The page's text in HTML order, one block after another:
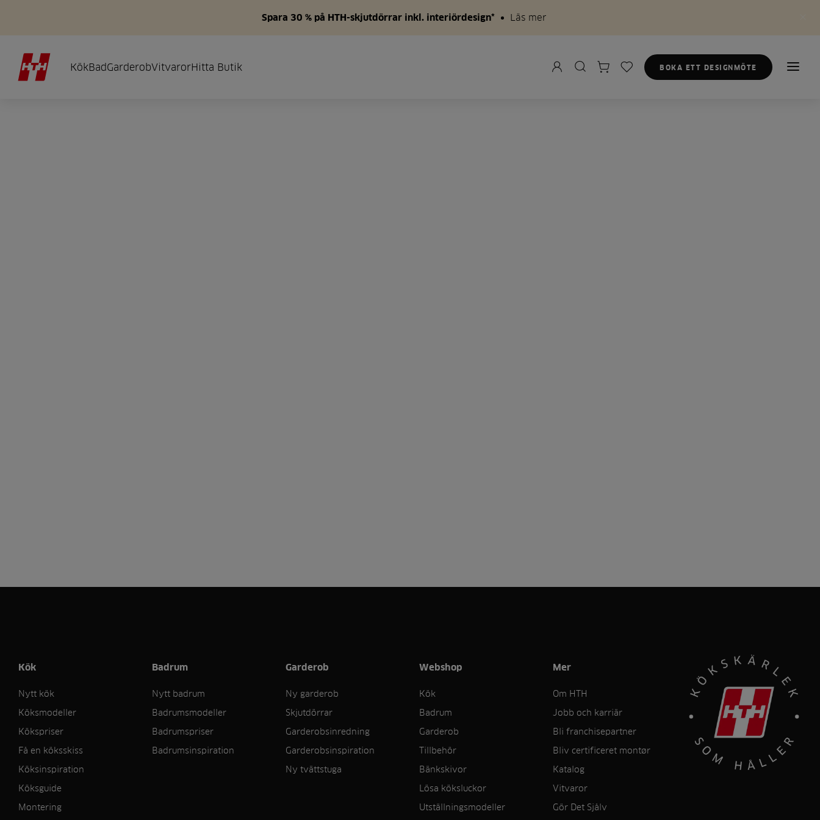
Spara 30 % på HTH-skjutdörrar inkl. interiördesign* Läs mer
KökBadGarderobVitvarorHitta Butik BOKA ETT DESIGNMÖTE
Kök
Nytt kök
Köksmodeller
Kökspriser
Få en köksskiss
Köksinspiration
Köksguide
Montering
Badrum
Nytt badrum
Badrumsmodeller
Badrumspriser
Badrumsinspiration
Garderob
Ny garderob
Skjutdörrar
Garderobsinredning
Garderobsinspiration
Ny tvättstuga
Webshop
Kök
Badrum
Garderob
Tillbehör
Bänkskivor
Lösa köksluckor
Utställningsmodeller
Mer
Om HTH
Jobb och karriär
Bli franchisepartner
Bliv certificeret montør
Katalog
Vitvaror
Gör Det Sjålv